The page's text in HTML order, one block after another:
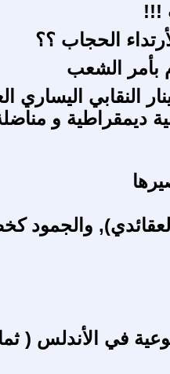
!!!
الحجاب ؟؟
بأمر الشعب
النقابي اليساري
ديمقراطية و
والجمود
في الأندلس (